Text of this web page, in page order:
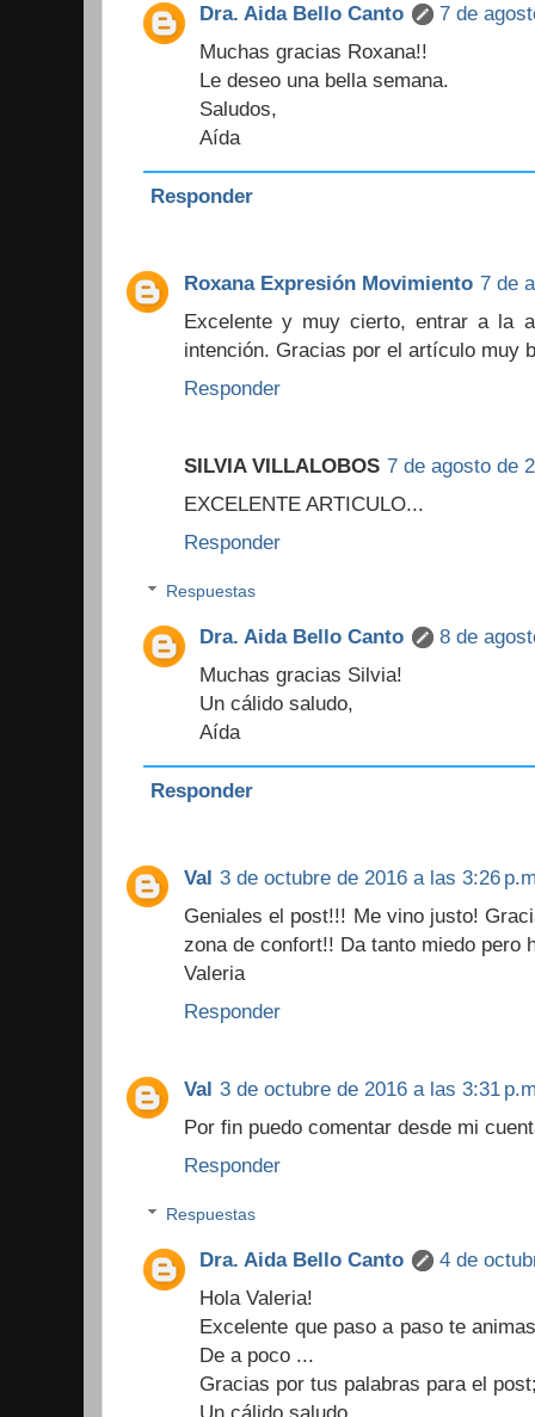
Dra. Aida Bello Canto
7 de
Muchas gracias Roxana!!
Le deseo una bella semana.
Saludos,
Aída
Responder
Roxana Expresión Movimiento 7 de
Excelente y muy cierto, entrar a la
intención. Gracias por el artículo muy
Responder
SILVIA VILLALOBOS 7 de agosto de
EXCELENTE ARTICULO...
Responder
Respuestas
Dra. Aida Bello Canto
8 de
Muchas gracias Silvia!
Un cálido saludo,
Aída
Responder
Val 3 de octubre de 2016 a las 3:26
Geniales el post!!! Me vino justo!
zona de confort!! Da tanto miedo pero
Valeria
Responder
Val 3 de octubre de 2016 a las 3:31
Por fin puedo comentar desde mi
Responder
Respuestas
Dra. Aida Bello Canto
4 de
Hola Valeria!
Excelente que paso a paso te
De a poco ...
Gracias por tus palabras para el
Un cálido saludo,